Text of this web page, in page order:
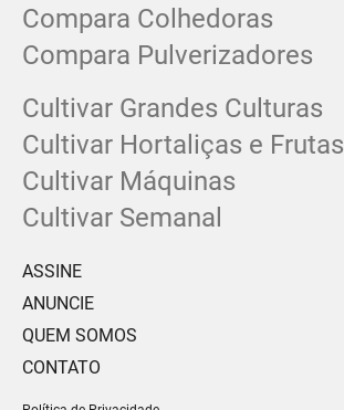
Compara Colhedoras
Compara Pulverizadores
Cultivar Grandes Culturas
Cultivar Hortaliças e Frutas
Cultivar Máquinas
Cultivar Semanal
ASSINE
ANUNCIE
QUEM SOMOS
CONTATO